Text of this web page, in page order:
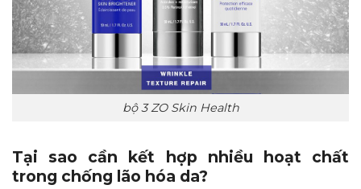
bộ 3 ZO Skin Health
Tại sao cần kết hợp nhiều hoạt chất
trong chống lão hóa da?